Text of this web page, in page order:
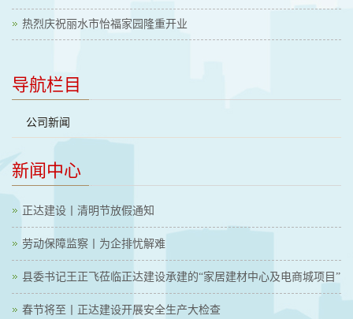
热烈庆祝丽水市怡福家园隆重开业
导航栏目
公司新闻
新闻中心
正达建设丨清明节放假通知
劳动保障监察丨为企排忧解难
县委书记王正飞莅临正达建设承建的“家居建材中心及电商城项目”
春节将至丨正达建设开展安全生产大检查